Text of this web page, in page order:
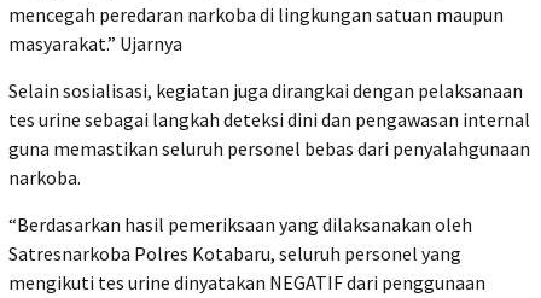
mencegah peredaran narkoba di lingkungan satuan maupun
masyarakat.” Ujarnya
Selain sosialisasi, kegiatan juga dirangkai dengan pelaksanaan
tes urine sebagai langkah deteksi dini dan pengawasan internal
guna memastikan seluruh personel bebas dari penyalahgunaan
narkoba.
“Berdasarkan hasil pemeriksaan yang dilaksanakan oleh
Satresnarkoba Polres Kotabaru, seluruh personel yang
mengikuti tes urine dinyatakan NEGATIF dari penggunaan